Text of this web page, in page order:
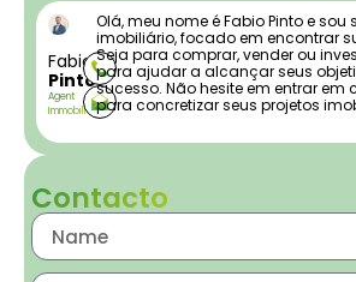
Fabio
Pinto
Agent
Immobilier
Olá, meu nome é Fabio Pinto e sou
imobiliário, focado em encontrar
Seja para comprar, vender ou
para ajudar a alcançar seus
sucesso. Não hesite em entrar
para concretizar seus projetos
Contacto